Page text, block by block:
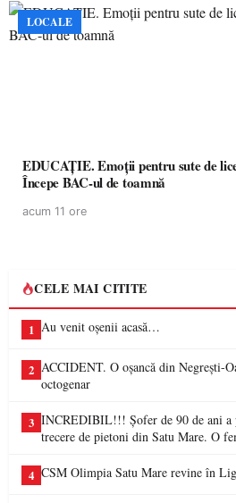
LOCALE
EDUCAȚIE. Emoții pentru sute de
Începe BAC-ul de toamnă
acum 11 ore
CELE MAI CITITE
1 Au venit oșenii acasă…
2 ACCIDENT. O oșancă din Negrești-
octogenar
3 INCREDIBIL!!! Șofer de 90 de ani a
trecere de pietoni din Satu Mare. O
4 CSM Olimpia Satu Mare revine în